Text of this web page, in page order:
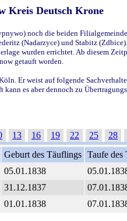
Kreis Deutsch Krone
noch die beiden
(Nadarzyce) und Stabitz
wurden errichtet. Ab diesem
getauft worden.
Er weist auf folgende
es aber dennoch zu
13 16 19 22 25 28
Geburt des Täuflings Taufe des
05.01.1838
31.12.1837
01.01.1838